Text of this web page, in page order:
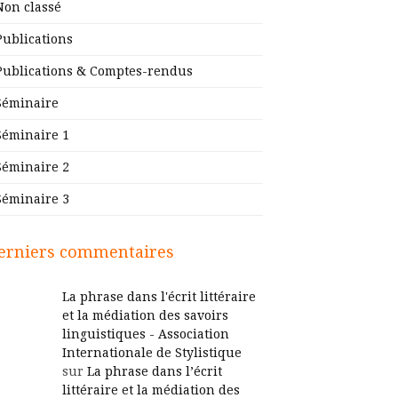
classé
& Comptes-rendus
1
2
3
commentaires
La phrase dans l'écrit littéraire
et la médiation des savoirs
linguistiques - Association
Internationale de Stylistique
sur La phrase dans l’écrit
littéraire et la médiation des